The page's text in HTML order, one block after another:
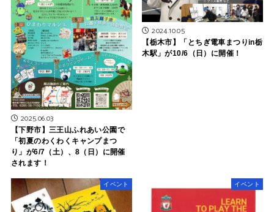
2025.06.03
【下野市】三王山ふれあい公園で
「初夏のわくわくキャンプまつ
り」が6/7（土）、8（日）に開催
されます！
2024.10.05
【栃木市】「とちぎ電車まつりin栃
木駅」が10/6（日）に開催！
イベント イベント